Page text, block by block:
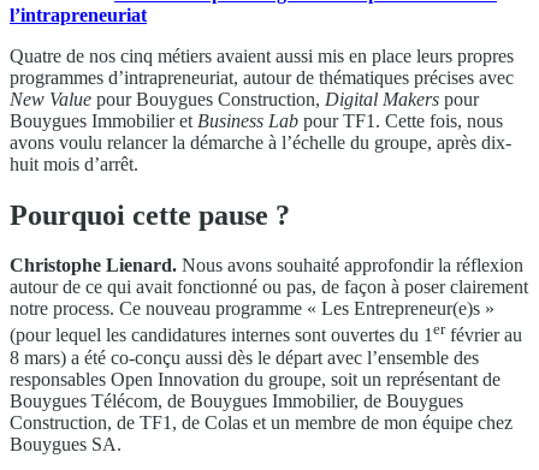
l’intrapreneuriat
Quatre de nos cinq métiers avaient aussi mis en place leurs propres
programmes d’intrapreneuriat, autour de thématiques précises avec
New Value pour Bouygues Construction, Digital Makers pour
Bouygues Immobilier et Business Lab pour TF1. Cette fois, nous
avons voulu relancer la démarche à l’échelle du groupe, après dix-
huit mois d’arrêt.
Pourquoi cette pause ?
Christophe Lienard. Nous avons souhaité approfondir la réflexion
autour de ce qui avait fonctionné ou pas, de façon à poser clairement
notre process. Ce nouveau programme « Les Entrepreneur(e)s »
(pour lequel les candidatures internes sont ouvertes du 1erfévrier au
8 mars) a été co-conçu aussi dès le départ avec l’ensemble des
responsables Open Innovation du groupe, soit un représentant de
Bouygues Télécom, de Bouygues Immobilier, de Bouygues
Construction, de TF1, de Colas et un membre de mon équipe chez
Bouygues SA.